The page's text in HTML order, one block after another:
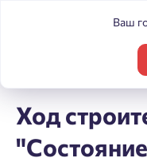
Ход
Ход
Ваш